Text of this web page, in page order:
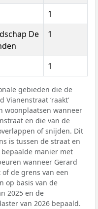
1
De
1
1
gebieden die de
Vianenstraat ‘raakt’
woonplaatsen wanneer
en die van de
of snijden. Dit
is tussen de straat en
manier met
wanneer Gerard
de grens van een
op basis van de
2025 en de
van 2026 bepaald.